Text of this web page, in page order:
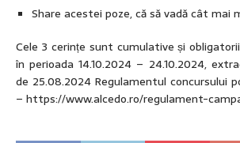
Share acestei poze, că să vadă cât mai
Cele 3 cerințe sunt cumulative și
în perioada 14.10.2024 – 24.10.2024,
de 25.08.2024 Regulamentul concursului
– https://www.alcedo.ro/regulament-